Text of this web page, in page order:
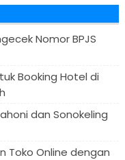
Nomor BPJS
Booking Hotel di
dan Sonokeling
Toko Online dengan